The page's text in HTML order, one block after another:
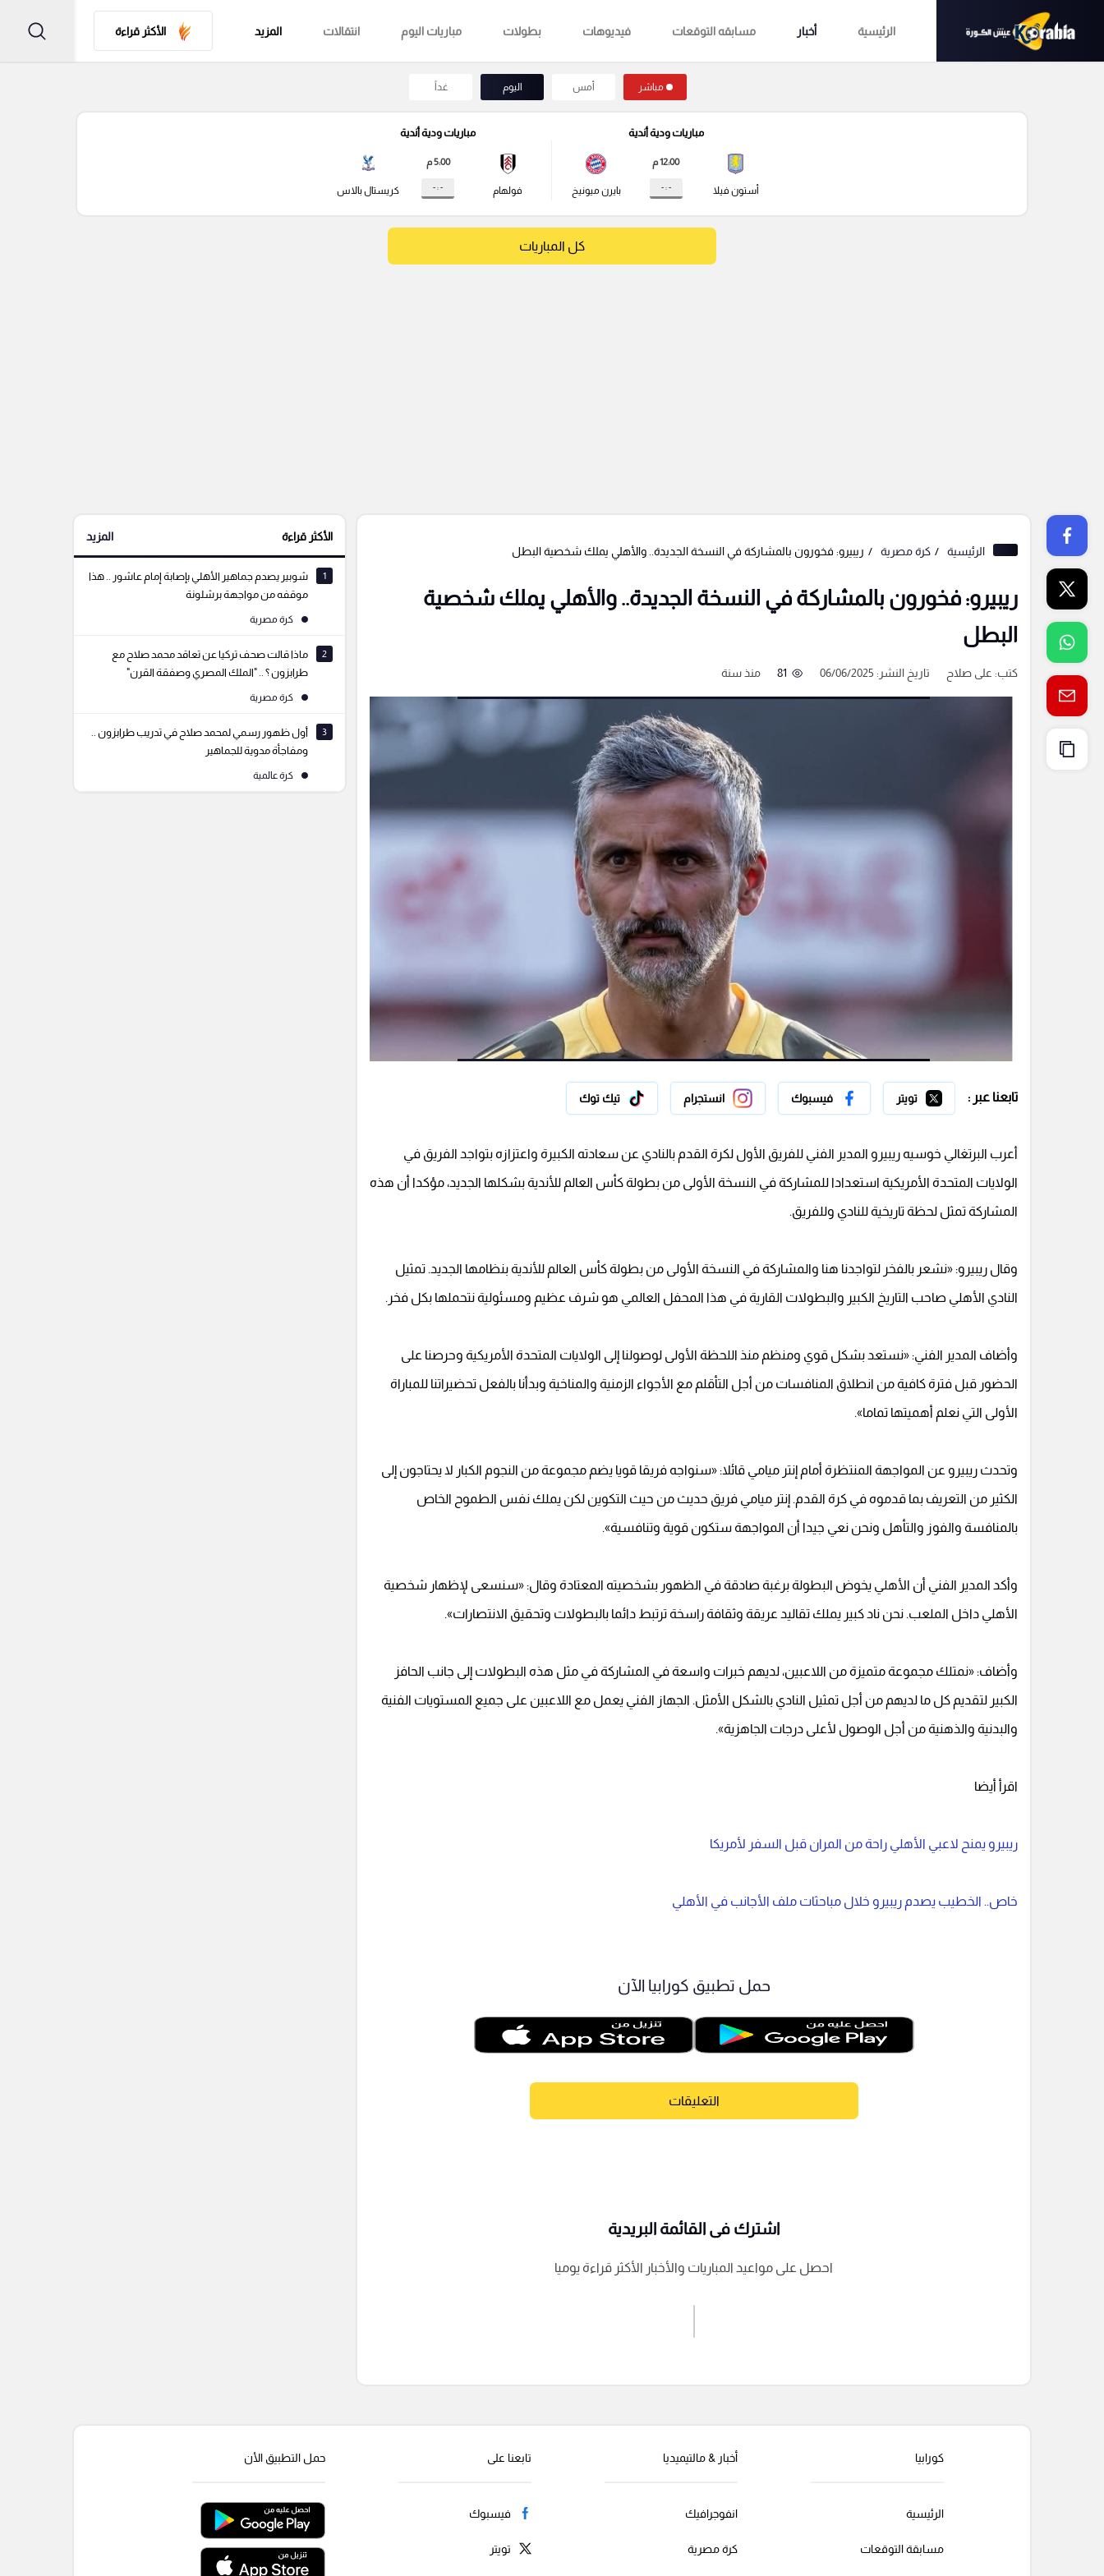
الرئيسية أخبار مسابقه التوقعات فيديوهات بطولات مباريات اليوم انتقالات المزيد الأكثر قراءة
مباشر أمس اليوم غداً
مباريات ودية أندية
أستون فيلا
12:00 م
- : - بايرن ميونيخ
مباريات ودية أندية
فولهام
5:00 م
- : - كريستال بالاس
كل المباريات
الرئيسية كرة مصرية ريبيرو: فخورون بالمشاركة في النسخة الجديدة.. والأهلي يملك شخصية البطل
ريبيرو: فخورون بالمشاركة في النسخة الجديدة.. والأهلي يملك شخصية
البطل
كتب: على صلاح تاريخ النشر: 06/06/2025 81 منذ سنة
تابعنا عبر : تويتر فيسبوك انستجرام تيك توك
أعرب البرتغالي خوسيه ريبيرو المدير الفني للفريق الأول لكرة القدم بالنادي عن سعادته الكبيرة واعتزازه بتواجد الفريق في
الولايات المتحدة الأمريكية استعدادا للمشاركة في النسخة الأولى من بطولة كأس العالم للأندية بشكلها الجديد، مؤكدا أن هذه
المشاركة تمثل لحظة تاريخية للنادي وللفريق.
وقال ريبيرو: «نشعر بالفخر لتواجدنا هنا والمشاركة في النسخة الأولى من بطولة كأس العالم للأندية بنظامها الجديد. تمثيل
النادي الأهلي صاحب التاريخ الكبير والبطولات القارية في هذا المحفل العالمي هو شرف عظيم ومسئولية نتحملها بكل فخر.
وأضاف المدير الفني: «نستعد بشكل قوي ومنظم منذ اللحظة الأولى لوصولنا إلى الولايات المتحدة الأمريكية وحرصنا على
الحضور قبل فترة كافية من انطلاق المنافسات من أجل التأقلم مع الأجواء الزمنية والمناخية وبدأنا بالفعل تحضيراتنا للمباراة
الأولى التي نعلم أهميتها تماما».
وتحدث ريبيرو عن المواجهة المنتظرة أمام إنتر ميامي قائلا: «سنواجه فريقا قويا يضم مجموعة من النجوم الكبار لا يحتاجون إلى
الكثير من التعريف بما قدموه في كرة القدم. إنتر ميامي فريق حديث من حيث التكوين لكن يملك نفس الطموح الخاص
بالمنافسة والفوز والتأهل ونحن نعي جيدا أن المواجهة ستكون قوية وتنافسية».
وأكد المدير الفني أن الأهلي يخوض البطولة برغبة صادقة في الظهور بشخصيته المعتادة وقال: «سنسعى لإظهار شخصية
الأهلي داخل الملعب. نحن ناد كبير يملك تقاليد عريقة وثقافة راسخة ترتبط دائما بالبطولات وتحقيق الانتصارات».
وأضاف: «نمتلك مجموعة متميزة من اللاعبين، لديهم خبرات واسعة في المشاركة في مثل هذه البطولات إلى جانب الحافز
الكبير لتقديم كل ما لديهم من أجل تمثيل النادي بالشكل الأمثل. الجهاز الفني يعمل مع اللاعبين على جميع المستويات الفنية
والبدنية والذهنية من أجل الوصول لأعلى درجات الجاهزية».
اقرأ أيضا
ريبيرو يمنح لاعبي الأهلي راحة من المران قبل السفر لأمريكا
خاص.. الخطيب يصدم ريبيرو خلال مباحثات ملف الأجانب في الأهلي
حمل تطبيق كورابيا الآن
التعليقات
إرسال تعليق
اشترك فى القائمة البريدية
احصل على مواعيد المباريات والأخبار الأكثر قراءة يوميا
الأكثر قراءة المزيد
1
شوبير يصدم جماهير الأهلي بإصابة إمام عاشور .. هذا
موقفه من مواجهة برشلونة
كرة مصرية
2
ماذا قالت صحف تركيا عن تعاقد محمد صلاح مع
طرابزون ؟ .. "الملك المصري وصفقة القرن"
كرة مصرية
3
أول ظهور رسمي لمحمد صلاح في تدريب طرابزون ..
ومفاجأة مدوية للجماهير
كرة عالمية
كورابيا
الرئيسية
مسابقة التوقعات
أخبار & مالتيميديا
انفوجرافيك
كرة مصرية
تابعنا على
فيسبوك
تويتر
حمل التطبيق الأن